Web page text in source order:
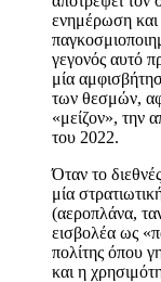
ενημέρωση
γεγονός αυτό
μία
των θεσμών,
«μείζον», την
του 2022.
Όταν το
μία
(αεροπλάνα,
εισβολέα ως
πολίτης όπου
και η